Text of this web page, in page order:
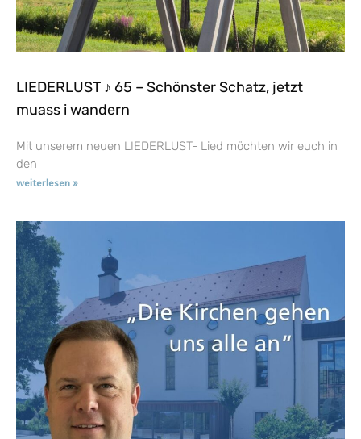
LIEDERLUST ♪ 65 – Schönster Schatz, jetzt
muass i wandern
Mit unserem neuen LIEDERLUST- Lied möchten wir euch in
den
weiterlesen »